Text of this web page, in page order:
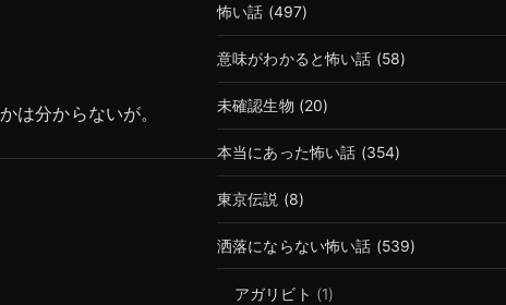
は分からないが。
怖い話 (497)
意味がわかると怖い話 (58)
未確認生物 (20)
本当にあった怖い話 (354)
東京伝説 (8)
洒落にならない怖い話 (539)
アガリビト (1)